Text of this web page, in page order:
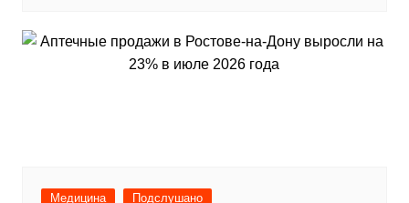
Медицина Подслушано